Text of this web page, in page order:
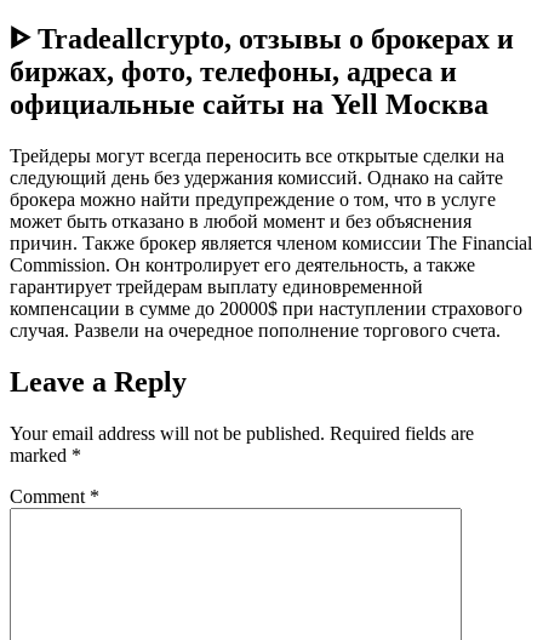
ᐈ Tradeallcrypto, отзывы о брокерах и
биржах, фото, телефоны, адреса и
официальные сайты на Yell Москва
Трейдеры могут всегда переносить все открытые сделки на
следующий день без удержания комиссий. Однако на сайте
брокера можно найти предупреждение о том, что в услуге
может быть отказано в любой момент и без объяснения
причин. Также брокер является членом комиссии The Financial
Commission. Он контролирует его деятельность, а также
гарантирует трейдерам выплату единовременной
компенсации в сумме до 20000$ при наступлении страхового
случая. Развели на очередное пополнение торгового счета.
Leave a Reply
Your email address will not be published. Required fields are
marked *
Comment *